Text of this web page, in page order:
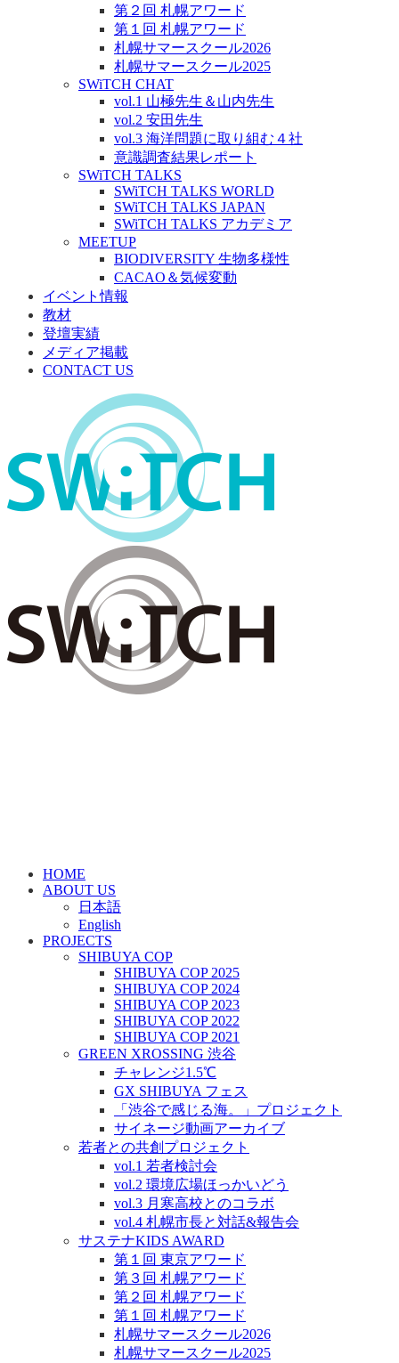
第２回 札幌アワード
第１回 札幌アワード
札幌サマースクール2026
札幌サマースクール2025
SWiTCH CHAT
vol.1 山極先生＆山内先生
vol.2 安田先生
vol.3 海洋問題に取り組む４社
意識調査結果レポート
SWiTCH TALKS
SWiTCH TALKS WORLD
SWiTCH TALKS JAPAN
SWiTCH TALKS アカデミア
MEETUP
BIODIVERSITY 生物多様性
CACAO＆気候変動
イベント情報
教材
登壇実績
メディア掲載
CONTACT US
HOME
ABOUT US
日本語
English
PROJECTS
SHIBUYA COP
SHIBUYA COP 2025
SHIBUYA COP 2024
SHIBUYA COP 2023
SHIBUYA COP 2022
SHIBUYA COP 2021
GREEN XROSSING 渋谷
チャレンジ1.5℃
GX SHIBUYA フェス
「渋谷で感じる海。」プロジェクト
サイネージ動画アーカイブ
若者との共創プロジェクト
vol.1 若者検討会
vol.2 環境広場ほっかいどう
vol.3 月寒高校とのコラボ
vol.4 札幌市長と対話&報告会
サステナKIDS AWARD
第１回 東京アワード
第３回 札幌アワード
第２回 札幌アワード
第１回 札幌アワード
札幌サマースクール2026
札幌サマースクール2025